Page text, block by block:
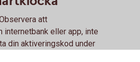
att
internetbank eller app, inte
din aktiveringskod under
i appen Fitbit